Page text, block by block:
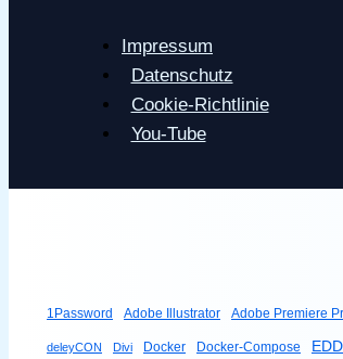
FreeOffice
Impressum
Datenschutz
Cookie-Richtlinie
You-Tube
1Password Adobe Illustrator Adobe Premiere
deleyCON Divi Docker Docker-Compose